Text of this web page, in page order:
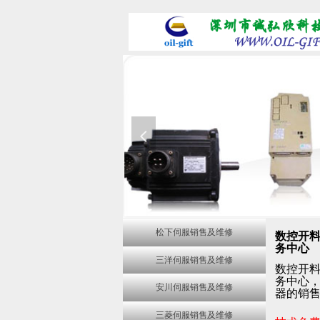
넳
数控开
务中心
数控开
务中心 ，
器的销
松下伺服销售及维修
三洋伺服销售及维修
安川伺服销售及维修
三菱伺服销售及维修